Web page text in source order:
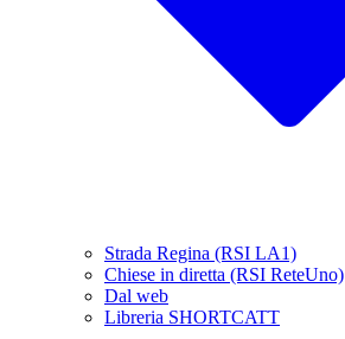
Strada Regina (RSI LA1)
Chiese in diretta (RSI ReteUno)
Dal web
Libreria SHORTCATT